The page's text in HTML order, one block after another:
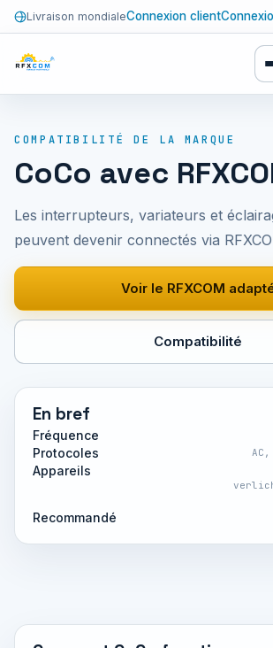
Livraison mondialeConnexion client
COMPATIBILITÉ DE LA MARQUE
CoCo avec
Les interrupteurs, variateurs et
peuvent devenir connectés via
Voir le RFXCOM
Compatibilité
En bref
Fréquence
Protocoles
Appareils
Recommandé